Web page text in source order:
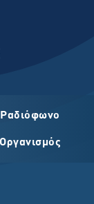
Ραδιόφωνο
Οργανισμός